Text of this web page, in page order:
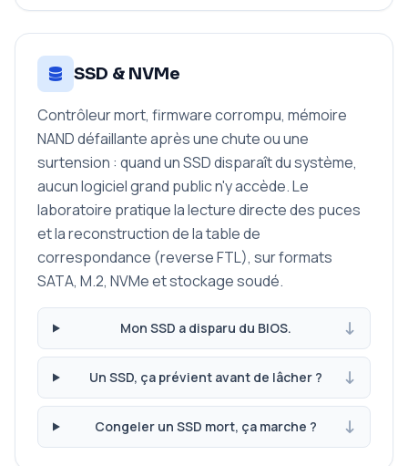
SSD & NVMe
Contrôleur mort, firmware corrompu, mémoire
NAND défaillante après une chute ou une
surtension : quand un SSD disparaît du système,
aucun logiciel grand public n'y accède. Le
laboratoire pratique la lecture directe des puces
et la reconstruction de la table de
correspondance (reverse FTL), sur formats
SATA, M.2, NVMe et stockage soudé.
Mon SSD a disparu du BIOS.
Un SSD, ça prévient avant de lâcher ?
Congeler un SSD mort, ça marche ?